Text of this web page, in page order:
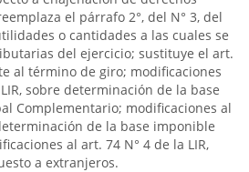
el párrafo 2°, del N° 3, del
o cantidades a las cuales se
del ejercicio; sustituye el art.
al término de giro; modificaciones
sobre determinación de la base
Complementario; modificaciones al
de la base imponible
al art. 74 N° 4 de la LIR,
a extranjeros.